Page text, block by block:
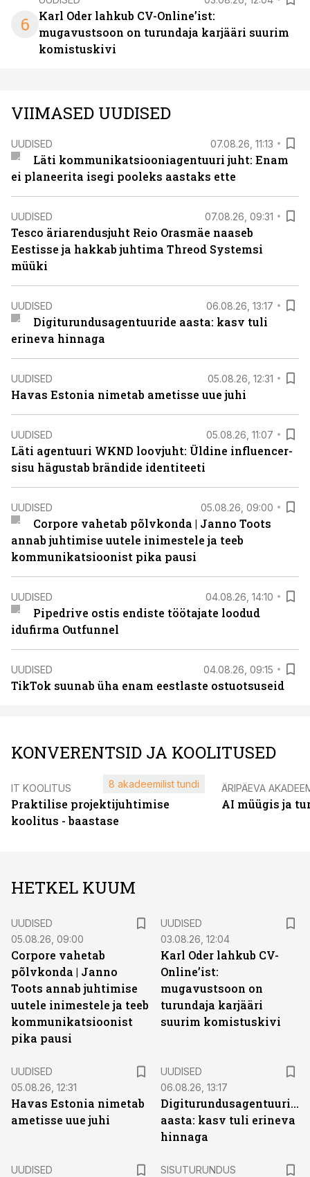
6
Karl Oder lahkub CV-Online’ist:
mugavustsoon on turundaja karjääri suurim
komistuskivi
VIIMASED UUDISED
UUDISED 07.08.26, 11:13
Läti kommunikatsiooniagentuuri juht: Enam
ei planeerita isegi pooleks aastaks ette
UUDISED 07.08.26, 09:31
Tesco äriarendusjuht Reio Orasmäe naaseb
Eestisse ja hakkab juhtima Threod Systemsi
müüki
UUDISED 06.08.26, 13:17
Digiturundusagentuuride aasta: kasv tuli
erineva hinnaga
UUDISED 05.08.26, 12:31
Havas Estonia nimetab ametisse uue juhi
UUDISED 05.08.26, 11:07
Läti agentuuri WKND loovjuht: Üldine influencer-
sisu hägustab brändide identiteeti
UUDISED 05.08.26, 09:00
Corpore vahetab põlvkonda | Janno Toots
annab juhtimise uutele inimestele ja teeb
kommunikatsioonist pika pausi
UUDISED 04.08.26, 14:10
Pipedrive ostis endiste töötajate loodud
idufirma Outfunnel
UUDISED 04.08.26, 09:15
TikTok suunab üha enam eestlaste ostuotsuseid
KONVERENTSID JA KOOLITUSED
IT KOOLITUS
Praktilise projektijuhtimise
koolitus - baastase
8 akadeemilist tundi ÄRIPÄEVA
AI müügis ja
HETKEL KUUM
UUDISED
05.08.26, 09:00
Corpore vahetab
põlvkonda | Janno
Toots annab juhtimise
uutele inimestele ja teeb
kommunikatsioonist
pika pausi
UUDISED
03.08.26, 12:04
Karl Oder lahkub CV-
Online’ist:
mugavustsoon on
turundaja karjääri
suurim komistuskivi
UUDISED
05.08.26, 12:31
Havas Estonia nimetab
ametisse uue juhi
UUDISED
06.08.26, 13:17
Digiturundusagentuuride
aasta: kasv tuli erineva
hinnaga
UUDISED
SISUTURUNDUS